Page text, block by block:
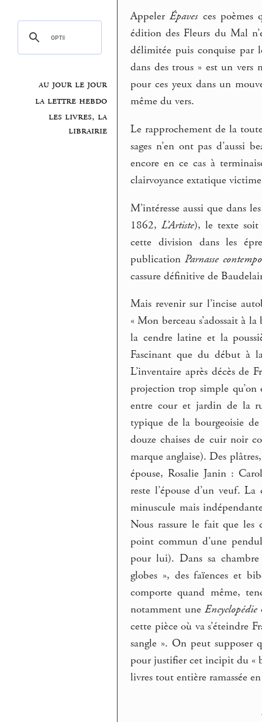
au jour le jour
la lettre hebdo
les livres, la
librairie
AppelerÉpavesces poèmes
édition des Fleurs du Mal
délimitée puis conquise par
dans des trous » est un
pour ces yeux dans un
même du vers.
Le rapprochement de la
sages n’en ont pas d’aussi
encore en ce cas à
clairvoyance extatique
M’intéresse aussi que dans
1862, L’Artiste), le texte soit
cette division dans les
publicationParnasse
cassure définitive de
Mais revenir sur l’incise
« Mon berceau s’adossait à
la cendre latine et la
Fascinant que du début à
L’inventaire après décès de
projection trop simple qu’on
entre cour et jardin de la
typique de la bourgeoisie
douze chaises de cuir noir
marque anglaise). Des
épouse, Rosalie Janin :
reste l’épouse d’un veuf.
minuscule mais
Nous rassure le fait que les
point commun d’une
pour lui). Dans sa
globes », des faïences et
comporte quand même,
notamment une Encyclopédie
cette pièce où va s’éteindre
sangle ». On peut supposer
pour justifier cet incipit du «
livres tout entière ramassée